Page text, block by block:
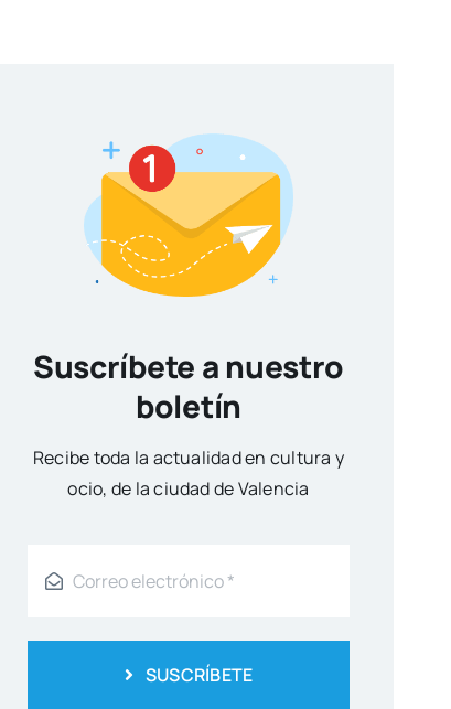
Suscríbete a nuestro
boletín
Reci­be toda la actua­li­dad en cul­tu­ra y
ocio, de la ciu­dad de Valen­cia
SUSCRÍBETE